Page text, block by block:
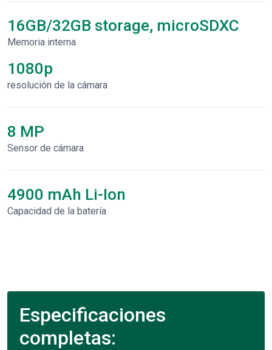
16GB/32GB storage, microSDXC
Memoria interna
1080p
resolución de la cámara
8 MP
Sensor de cámara
4900 mAh Li-Ion
Capacidad de la batería
Especificaciones
completas: